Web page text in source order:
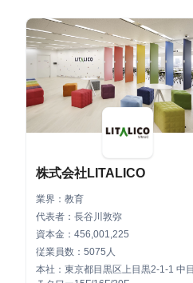
株式会社LITALICO
業界：教育
代表者：長谷川敦弥
資本金：456,001,225
従業員数：5075人
本社：東京都目黒区上目黒2-1-1 中